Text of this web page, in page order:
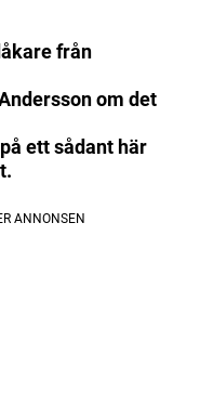
från
om det
ett sådant här